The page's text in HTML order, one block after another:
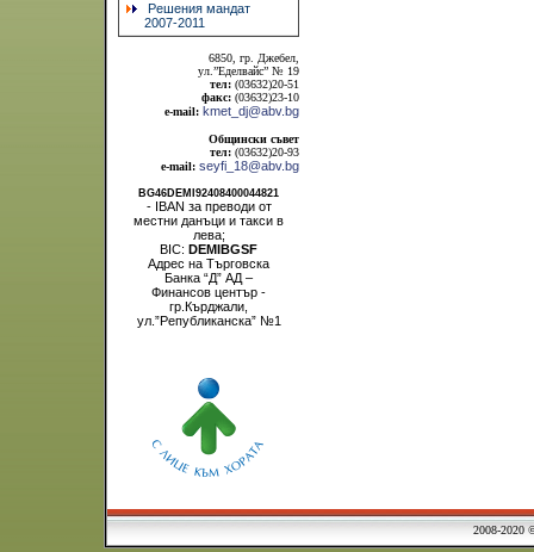
Решения мандат
2007-2011
6850, гр. Джебел,
ул.”Еделвайс” № 19
тел: (03632)20-51
факс: (03632)23-10
e-mail: kmet_dj@abv.bg
Общински съвет
тел: (03632)20-93
e-mail: seyfi_18@abv.bg
BG46DEMI92408400044821
- IBAN за преводи от
местни данъци и такси в
лева;
BIC: DEMIBGSF
Адрес на Търговска
Банка “Д” АД –
Финансов център -
гр.Кърджали,
ул.”Републиканска” №1
2008-2020 ©